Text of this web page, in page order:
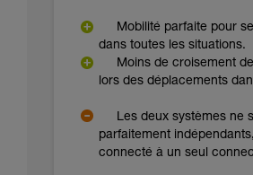
Mobilité parfaite pour
dans toutes les situations.
Moins de croisement
lors des déplacements
Les deux systèmes ne
parfaitement
connecté à un seul